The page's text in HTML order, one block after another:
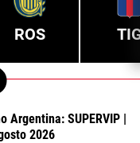
ROS
Argentina: SUPERVIP |
2026